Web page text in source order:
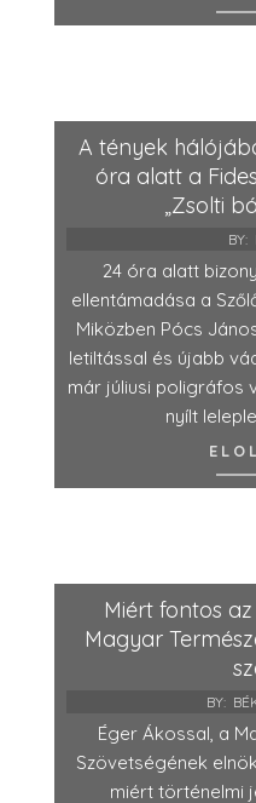
A tények
óra alatt a
„Zsolti
BY:
24 óra alatt
ellentámadása a
Miközben Pócs
letiltással és újabb
már júliusi poligráfos
nyílt
Miért fontos
Magyar
BY:
Éger Ákossal, a
Szövetségének
miért történelmi